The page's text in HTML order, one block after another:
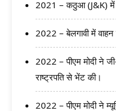
2021 – कठुआ (J&K) में
2022 – बेलगावी में
2022 – पीएम मोदी ने
राष्ट्रपति से भेंट की।
2022 – पीएम मोदी ने